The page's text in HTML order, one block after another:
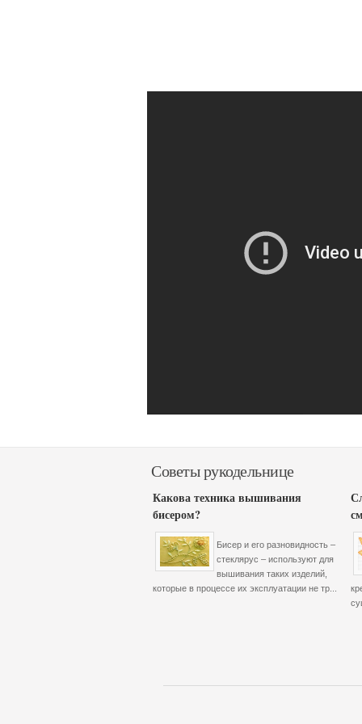
Советы рукодельнице
Какова техника вышивания
бисером?
Бисер и его разновидность –
стеклярус – используют для
вышивания таких изделий,
которые в процессе их эксплуатации не тр...